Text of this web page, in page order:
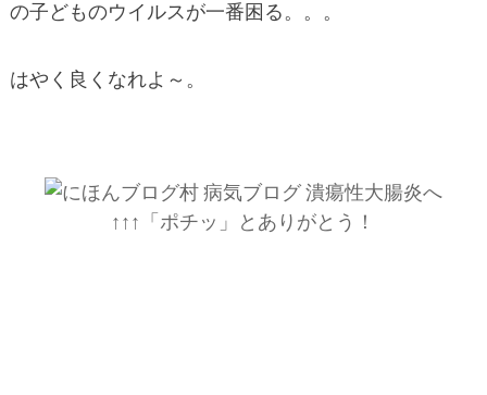
の子どものウイルスが一番困る。。。
はやく良くなれよ～。
↑↑↑「ポチッ」とありがとう！